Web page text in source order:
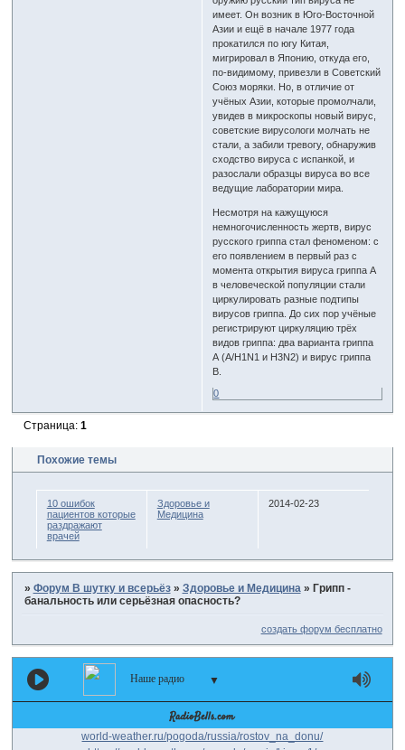
имеет. Он возник в Юго-Восточной
Азии и ещё в начале 1977 года
прокатился по югу Китая,
мигрировал в Японию, откуда его,
по-видимому, привезли в Советский
Союз моряки. Но, в отличие от
учёных Азии, которые промолчали,
увидев в микроскопы новый вирус,
советские вирусологи молчать не
стали, а забили тревогу, обнаружив
сходство вируса с испанкой, и
разослали образцы вируса во все
ведущие лаборатории мира.
Несмотря на кажущуюся
немногочисленность жертв, вирус
русского гриппа стал феноменом: с
его появлением в первый раз с
момента открытия вируса гриппа А
в человеческой популяции стали
циркулировать разные подтипы
вирусов гриппа. До сих пор учёные
регистрируют циркуляцию трёх
видов гриппа: два варианта гриппа
А (А/Н1N1 и Н3N2) и вирус гриппа
В.
0
Страница: 1
Похожие темы
10 ошибок
пациентов которые
раздражают
врачей
Здоровье и
Медицина
2014-02-23
» Форум В шутку и всерьёз » Здоровье и Медицина » Грипп -
банальность или серьёзная опасность?
создать форум бесплатно
Наше радио ▼
world-weather.ru/pogoda/russia/rostov_na_donu/